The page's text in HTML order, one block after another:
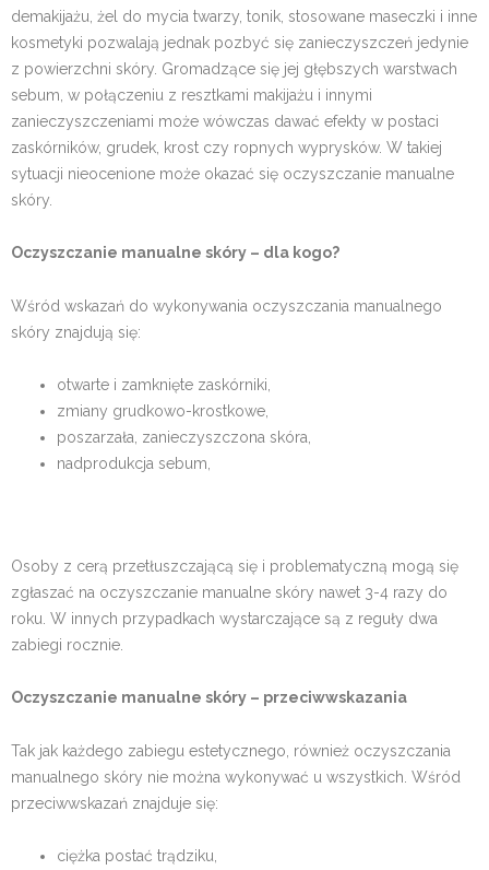
demakijażu, żel do mycia twarzy, tonik, stosowane maseczki i inne
kosmetyki pozwalają jednak pozbyć się zanieczyszczeń jedynie
z powierzchni skóry. Gromadzące się jej głębszych warstwach
sebum, w połączeniu z resztkami makijażu i innymi
zanieczyszczeniami może wówczas dawać efekty w postaci
zaskórników, grudek, krost czy ropnych wyprysków. W takiej
sytuacji nieocenione może okazać się oczyszczanie manualne
skóry.
Oczyszczanie manualne skóry – dla kogo?
Wśród wskazań do wykonywania oczyszczania manualnego
skóry znajdują się:
otwarte i zamknięte zaskórniki,
zmiany grudkowo-krostkowe,
poszarzała, zanieczyszczona skóra,
nadprodukcja sebum,
Osoby z cerą przetłuszczającą się i problematyczną mogą się
zgłaszać na oczyszczanie manualne skóry nawet 3-4 razy do
roku. W innych przypadkach wystarczające są z reguły dwa
zabiegi rocznie.
Oczyszczanie manualne skóry – przeciwwskazania
Tak jak każdego zabiegu estetycznego, również oczyszczania
manualnego skóry nie można wykonywać u wszystkich. Wśród
przeciwwskazań znajduje się:
ciężka postać trądziku,